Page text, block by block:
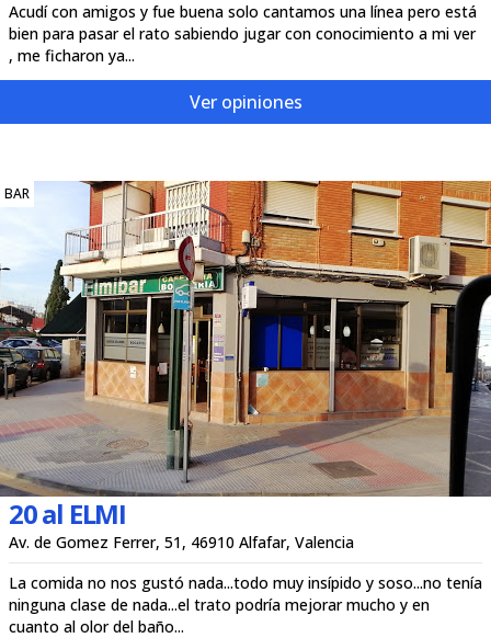
Acudí con amigos y fue buena solo cantamos una línea pero está
bien para pasar el rato sabiendo jugar con conocimiento a mi ver
, me ficharon ya...
Ver opiniones
BAR
20 al ELMI
Av. de Gomez Ferrer, 51, 46910 Alfafar, Valencia
La comida no nos gustó nada...todo muy insípido y soso...no tenía
ninguna clase de nada...el trato podría mejorar mucho y en
cuanto al olor del baño...